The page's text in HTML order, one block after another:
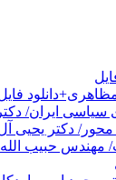
ایران/
دکتر یحیی آل
حبیب الله